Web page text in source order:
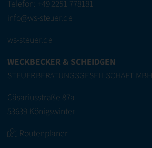
Telefon: +49 2251 778181
info@ws-steuer.de
ws-steuer.de
WECKBECKER & SCHEIDGEN
STEUERBERATUNGSGESELLSCHAFT MBH
Cäsariusstraße 87a
53639 Königswinter
Routenplaner